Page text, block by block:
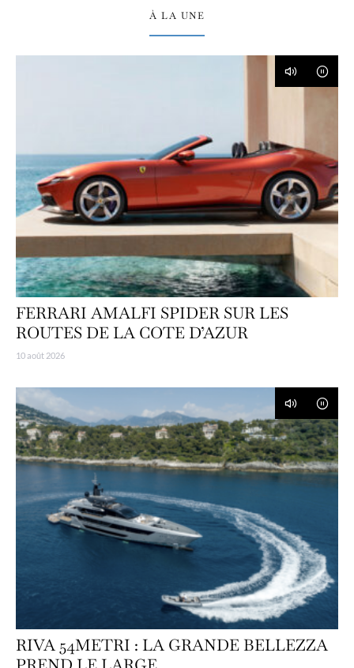
À LA UNE
FERRARI AMALFI SPIDER SUR LES
ROUTES DE LA COTE D’AZUR
10 août 2026
RIVA 54METRI : LA GRANDE BELLEZZA